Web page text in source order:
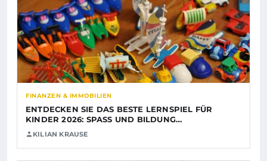
FINANZEN & IMMOBILIEN
ENTDECKEN SIE DAS BESTE LERNSPIEL FÜR
KINDER 2026: SPASS UND BILDUNG…
KILIAN KRAUSE